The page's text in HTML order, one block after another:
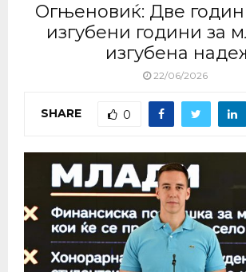
Огњеновиќ: Две
изгубени години за
изгубена
22/06/2026
SHARE 0